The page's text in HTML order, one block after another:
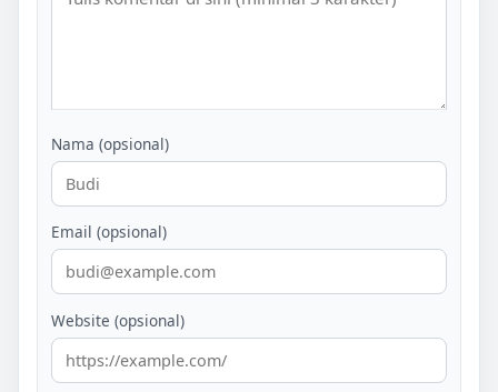
Nama (opsional)
Email (opsional)
Website (opsional)